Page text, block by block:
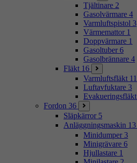
Tjältinare 2
Gasolvärmare 4
Varmluftspistol 3
Värmemattor 1
Doppvärmare 1
Gasoltuber 6
Gasolbrännare 4
Fläkt 16
Varmluftsfläkt 11
Luftavfuktare 3
Evakueringsfläkt
Fordon 36
Släpkärror 5
Anläggningsmaskin 13
Minidumper 3
Minigrävare 6
Hjullastare 1